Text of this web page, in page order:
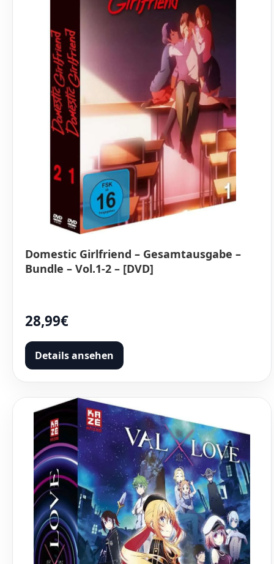
Domestic Girlfriend – Gesamtausgabe –
Bundle – Vol.1-2 – [DVD]
28,99€
Details ansehen